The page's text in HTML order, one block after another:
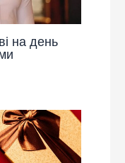
на день